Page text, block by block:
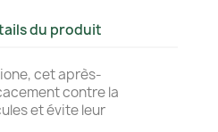
du produit
cet après-
contre la
et évite leur